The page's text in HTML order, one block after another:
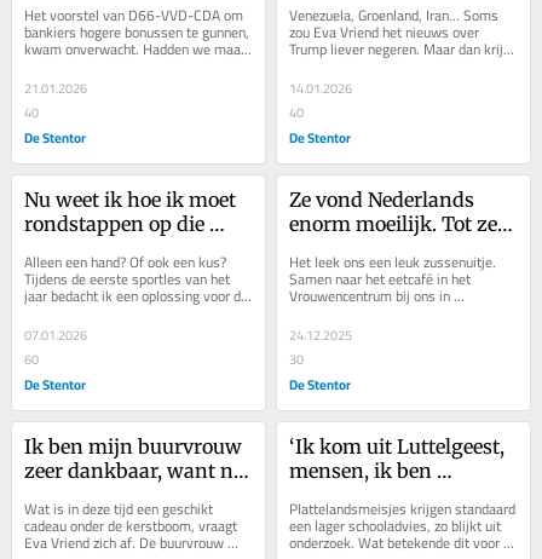
gaat over bonussen
Het voorstel van D66-VVD-CDA om
bankiers hogere bonussen te gunnen,
kwam onverwacht. Hadden we maar
schrijft Eva...
21.01.2026
40
De Stentor
Trump
Venezuela, Groenland, Iran… Soms
zou Eva Vriend het nieuws over
Trump liever negeren. Maar dan krijgt
hij juist zijn zin, weet ze ook.
14.01.2026
40
De Stentor
Nu weet ik hoe ik moet
rondstappen op die
Highfive!
Alleen een hand? Of ook een kus?
Tijdens de eerste sportles van het
jaar bedacht ik een oplossing voor de
sociaal ingewikkelde
nieuwjaarsrecepties.
07.01.2026
60
De Stentor
Ze vond Nederlands
enorm moeilijk. Tot ze
boeketromannetjes
ontdekte
Het leek ons een leuk zussenuitje.
Samen naar het eetcafé in het
Vrouwencentrum bij ons in
Emmeloord. Gezellig, om in de
kerststemming te komen. Maar...
24.12.2025
30
De Stentor
Ik ben mijn buurvrouw
zeer dankbaar, want nu
verlanglijstje
Wat is in deze tijd een geschikt
cadeau onder de kerstboom, vraagt
Eva Vriend zich af. De buurvrouw
‘Ik kom uit Luttelgeest,
mensen, ik ben
zeg ik dan
Plattelandsmeisjes krijgen standaard
een lager schooladvies, zo blijkt uit
onderzoek. Wat betekende dit voor